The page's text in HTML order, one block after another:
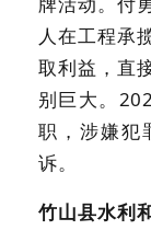
人在工程承
取利益，直
别巨大。
职，涉嫌犯
诉。
竹山县水利